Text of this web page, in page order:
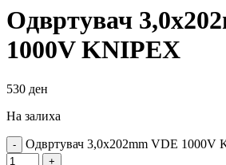
Одвртувач
1000V KNIPEX
530 ден
На залиха
Одвртувач 3,0x202mm VDE 1000V